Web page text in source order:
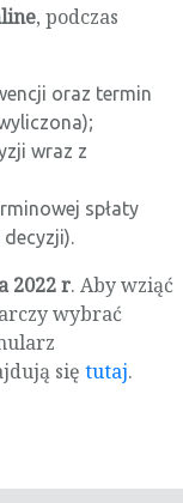
, podczas
oraz termin
wraz z
spłaty
2022 r. Aby wziąć
wybrać
się tutaj.